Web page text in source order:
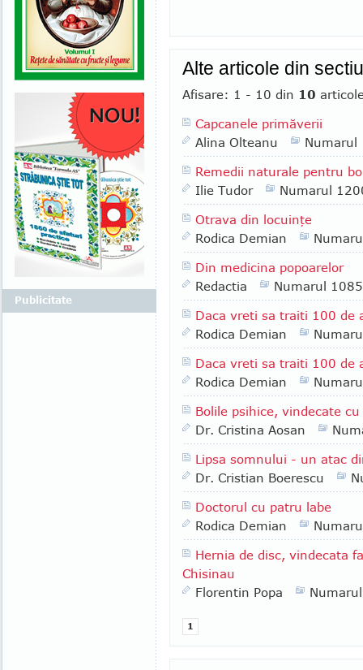
Alte articole din
Afisare: 1 - 10 din 10
Capcanele primăverii
Alina Olteanu
Numarul
Remedii naturale pentru
Ilie Tudor
Numarul
Otrava din locuinţe
Rodica Demian
Din medicina popoarelor
Redactia
Numarul 1085
Daca vreti sa traiti 100 de
Rodica Demian
Daca vreti sa traiti 100 de
Rodica Demian
Bolile psihice, vindecate
Dr. Cristina Aosan
Lipsa somnului - un atac
Dr. Cristian Boerescu
Doctorul cu patru labe
Rodica Demian
Hernia de disc, vindecata
Chisinau
Florentin Popa
1
Publicitate